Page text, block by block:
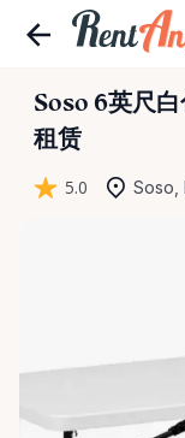
Soso 6英尺
租赁
5.0 Soso,